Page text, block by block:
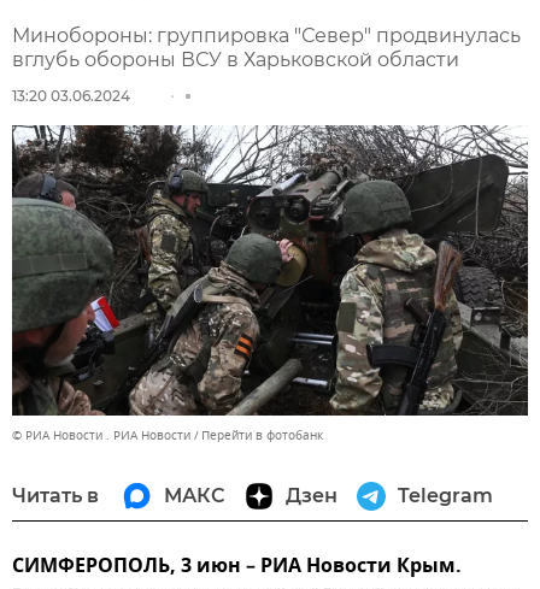
Минобороны: группировка "Север" продвинулась
вглубь обороны ВСУ в Харьковской области
13:20 03.06.2024
© РИА Новости . РИА Новости Перейти в фотобанк
Читать в МАКС Дзен Telegram
СИМФЕРОПОЛЬ, 3 июн – РИА Новости Крым.